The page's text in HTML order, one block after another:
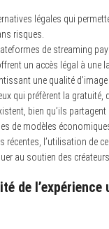
légales qui
risques.
de streaming
un accès légal à une
une qualité
qui préfèrent la gratuité,
bien qu’ils
de modèles
récentes, l’utilisation de
au soutien des
de